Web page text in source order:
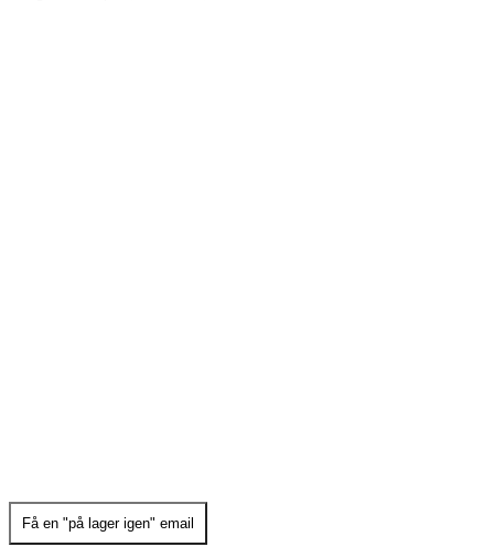
Få en "på lager igen" email